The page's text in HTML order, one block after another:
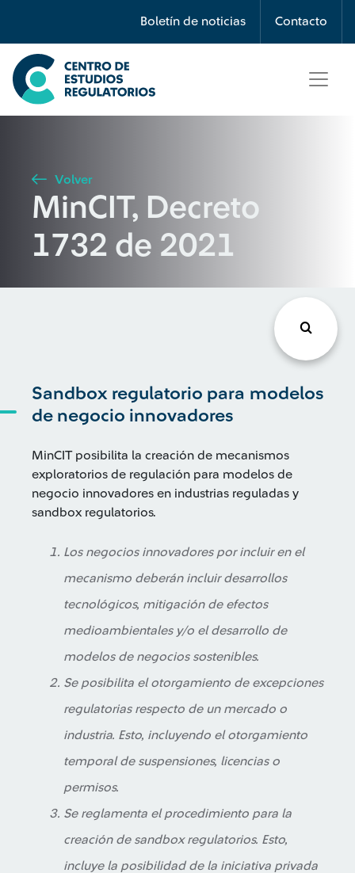
Boletín de noticias Contacto
Búsqueda
Seleccione país
Buscar
Volver
MinCIT, Decreto
1732 de 2021
Sandbox regulatorio para modelos
de negocio innovadores
MinCIT posibilita la creación de mecanismos
exploratorios de regulación para modelos de
negocio innovadores en industrias reguladas y
sandbox regulatorios.
Los negocios innovadores por incluir en el
mecanismo deberán incluir desarrollos
tecnológicos, mitigación de efectos
medioambientales y/o el desarrollo de
modelos de negocios sostenibles.
Se posibilita el otorgamiento de excepciones
regulatorias respecto de un mercado o
industria. Esto, incluyendo el otorgamiento
temporal de suspensiones, licencias o
permisos.
Se reglamenta el procedimiento para la
creación de sandbox regulatorios. Esto,
incluye la posibilidad de la iniciativa privada